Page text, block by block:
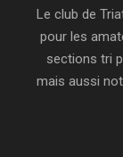
Le club de
pour les
sections tri
mais aussi